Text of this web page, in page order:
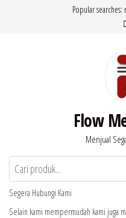
Popular
Flow
Menjual
Segera Hubungi Kami
Selain kami mempermudah kami juga